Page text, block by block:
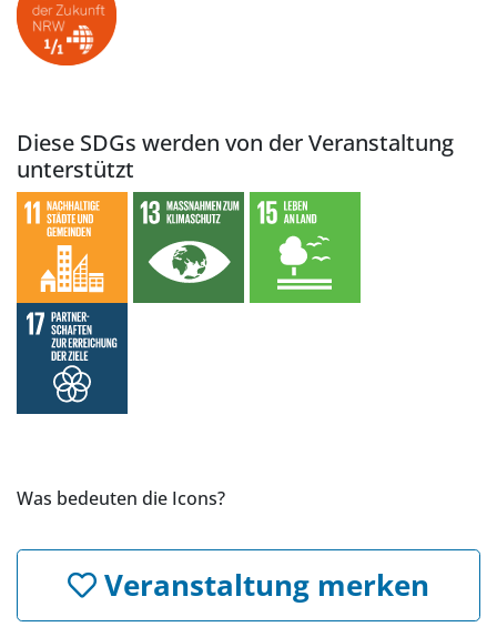
Diese SDGs werden von der Veranstaltung
unterstützt
Was bedeuten die Icons?
Veranstaltung merken